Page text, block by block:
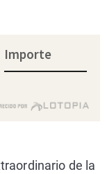
de la